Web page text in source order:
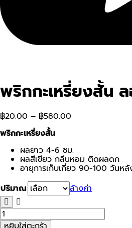
พริกกะเหรี่ยงสั้น
฿20.00 – ฿580.00
พริกกะเหรี่ยงสั้น
ผลยาว 4-6 ซม.
ผลสีเขียว กลิ่นหอม ติดผลดก
อายุการเก็บเกี่ยว 90-100 วันหลั
ปริมาณ
ล้างค่า
จำนวน
พริก